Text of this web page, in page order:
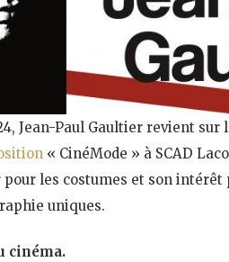
Jean-Paul Gaultier revient
« CinéMode » à SCAD
les costumes et son intérêt
uniques.
cinéma.